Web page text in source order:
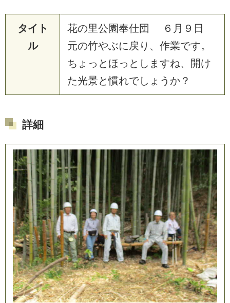
タイト
ル
花の里公園奉仕団 ６ 月 ９ 日
元の竹やぶに戻 り 、 作業です。
ち ょ っ と ほ っ と し ま すね、 開け
た光景と慣れでし ょ う か ？
詳細